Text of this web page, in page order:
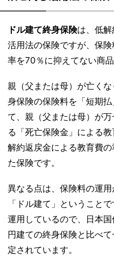
ドル建て終身保険は、低
活用法の保険ですが、保
率を70％に抑えてない商品
親（父または母）が亡く
身保険の保険料を「短期
て、親（父または母）が
る「死亡保険金」による
解約返戻金による教育費
た保険です。
異なる点は、保険料の運用
「ドル建て」ということ
運用しているので、日本
円建ての終身保険と比べ
定されています。